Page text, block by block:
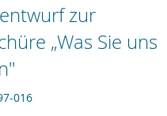
zur
„Was Sie uns
016